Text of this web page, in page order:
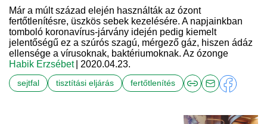
Már a múlt század elején használták az ózont
fertőtlenítésre, üszkös sebek kezelésére. A napjainkban
tomboló koronavírus-járvány idején pedig kiemelt
jelentőségű ez a szúrós szagú, mérgező gáz, hiszen ádáz
ellensége a vírusoknak, baktériumoknak. Az ózonge
Habik Erzsébet
| 2020.04.23.
sejtfal tisztítási eljárás fertőtlenítés